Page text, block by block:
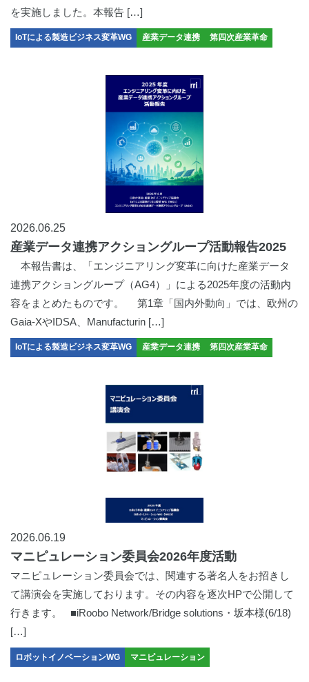
を実施しました。本報告 […]
IoTによる製造ビジネス変革WG 産業データ連携 第四次産業革命
2026.06.25
産業データ連携アクショングループ活動報告2025
本報告書は、「エンジニアリング変革に向けた産業データ
連携アクショングループ（AG4）」による2025年度の活動内
容をまとめたものです。 第1章「国内外動向」では、欧州の
Gaia-XやIDSA、Manufacturin […]
IoTによる製造ビジネス変革WG 産業データ連携 第四次産業革命
2026.06.19
マニピュレーション委員会2026年度活動
マニピュレーション委員会では、関連する著名人をお招きし
て講演会を実施しております。その内容を逐次HPで公開して
行きます。 ■iRoobo Network/Bridge solutions・坂本様(6/18)
[…]
ロボットイノベーションWG マニピュレーション